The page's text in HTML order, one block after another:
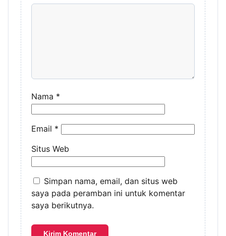
Nama *
Email *
Situs Web
Simpan nama, email, dan situs web
saya pada peramban ini untuk komentar
saya berikutnya.